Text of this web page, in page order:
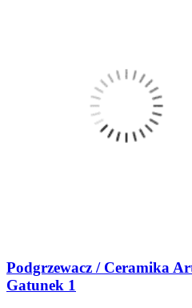
Podgrzewacz / Ceramika
Gatunek 1